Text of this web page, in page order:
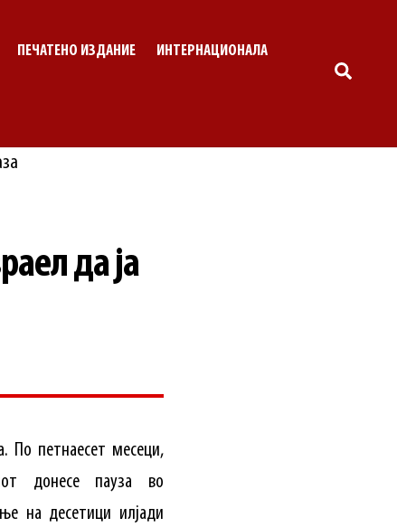
ПЕЧАТЕНО ИЗДАНИЕ ИНТЕРНАЦИОНАЛА
да ја
По петнаесет месеци,
донесе пауза во
на десетици илјади